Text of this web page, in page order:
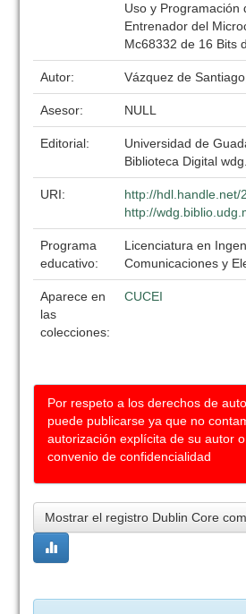
Uso y Programación
Entrenador del
Mc68332 de 16 Bits
Autor: Vázquez de
Asesor: NULL
Editorial:
Universidad de
Biblioteca Digital
URI:
http://hdl.handle.net/
http://
Programa
educativo:
Licenciatura en
Comunicaciones y
Aparece en
las
colecciones:
CUCEI
Por respeto a los derechos de
puede publicarse ya que no
autorización explícita de su autor
convenio de confidencialidad
Mostrar el registro Dublin Core